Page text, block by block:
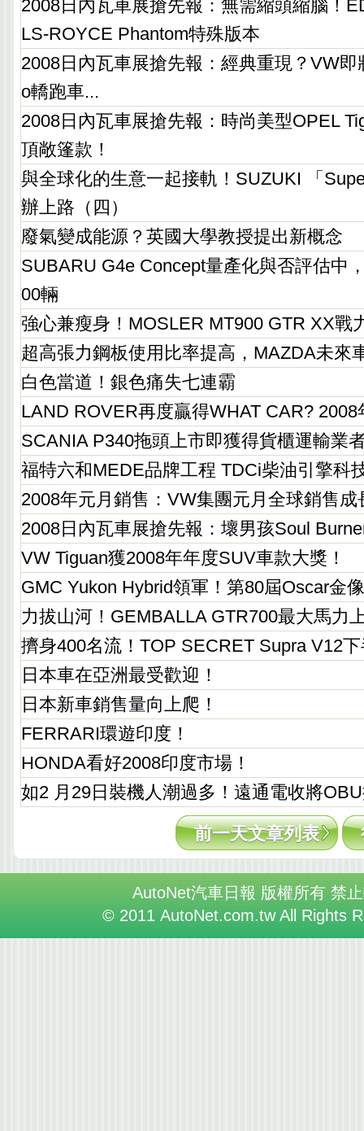
2008日內瓦車展搶先報：無需縮頭縮腦！
LS-ROYCE Phantom特殊版本
2008日內瓦車展搶先報：經典重現？VW
o轎跑車...
2008日內瓦車展搶先報：時尚美型OPEL
頂敞篷款！
與全球化的生意一起接軌！SUZUKI 「
辦上路（四）
廢氣變成能源？英國大學教授提出新概念
SUBARU G4e Concept量產化與否評估中
00輛
強心兼瘦身！MOSLER MT900 GTR XX戰
超高張力鋼板使用比率提高，MAZDA未來
白色當道！銀色痛失七連霸
LAND ROVER再度贏得WHAT CAR?
SCANIA P340拖頭上市即獲得貨櫃運輸業
福特六和MEDE品牌工程 TDCi柴油引擎科
2008年元月銷售：VW集團元月全球銷售成
2008日內瓦車展搶先報：壞男孩Soul
VW Tiguan獲2008年年度SUV車款大獎！
GMC Yukon Hybrid領軍！第80屆Oscar金
力拔山河！GEMBALLA GTR700最大馬力
擠身400名流！TOP SECRET Supra V12
日本車在亞洲最受歡迎！
日本新車銷售量向上爬！
FERRARI環遊印度！
HONDA看好2008印度市場！
如2 月29日裝機人潮過多！遠通電收將
前一天文章列表
AutoNet汽車日報 版權所有 禁
© 2011 AutoNet.com.tw All Rights